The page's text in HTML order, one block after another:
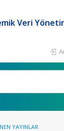
Veri
YAYINLAR